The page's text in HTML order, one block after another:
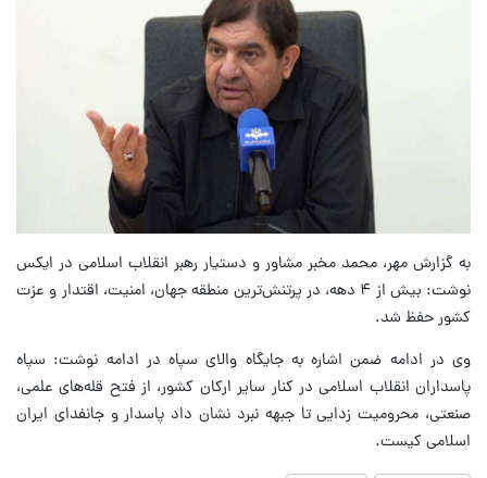
به گزارش مهر، محمد مخبر مشاور و دستیار رهبر انقلاب اسلامی در ایکس
نوشت: بیش از ۴ دهه، در پرتنش‌ترین منطقه جهان، امنیت، اقتدار و عزت
کشور حفظ شد.
وی در ادامه ضمن اشاره به جایگاه والای سپاه در ادامه نوشت: سپاه
پاسداران انقلاب اسلامی در کنار سایر ارکان کشور، از فتح قله‌های علمی،
صنعتی، محرومیت زدایی تا جبهه‌ نبرد نشان داد پاسدار و جانفدای ایران‌
اسلامی کیست.